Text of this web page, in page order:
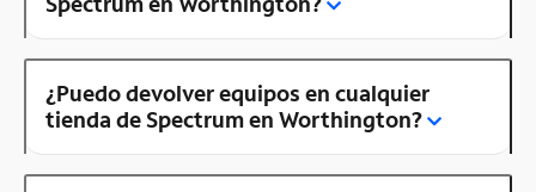
¿Puedo devolver equipos en cualquier
tienda de Spectrum en Worthington?